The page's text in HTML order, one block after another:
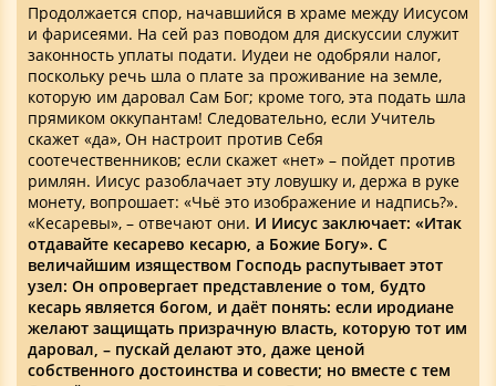
Продолжается спор, начавшийся в храме между Иисусом
и фарисеями. На сей раз поводом для дискуссии служит
законность уплаты подати. Иудеи не одобряли налог,
поскольку речь шла о плате за проживание на земле,
которую им даровал Сам Бог; кроме того, эта подать шла
прямиком оккупантам! Следовательно, если Учитель
скажет «да», Он настроит против Себя
соотечественников; если скажет «нет» – пойдет против
римлян. Иисус разоблачает эту ловушку и, держа в руке
монету, вопрошает: «Чьё это изображение и надпись?».
«Кесаревы», – отвечают они. И Иисус заключает: «Итак
отдавайте кесарево кесарю, а Божие Богу». С
величайшим изяществом Господь распутывает этот
узел: Он опровергает представление о том, будто
кесарь является богом, и даёт понять: если иродиане
желают защищать призрачную власть, которую тот им
даровал, – пускай делают это, даже ценой
собственного достоинства и совести; но вместе с тем